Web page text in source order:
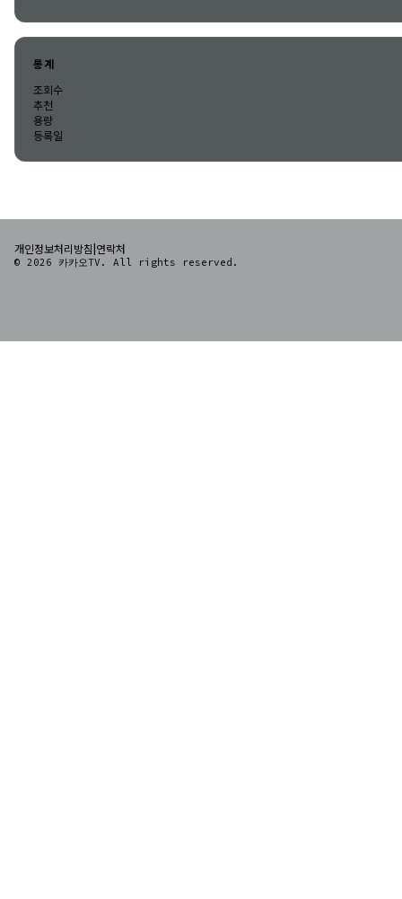
통계
조회수
추천
용량
등록일
개인정보처리방침|연락처
© 2026 카카오TV. All rights reserved.